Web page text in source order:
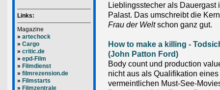
Links:
Magazine
» artechock
» Cargo
» critic.de
» epd-Film
» Filmdienst
» filmrezension.de
» Filmstarts
» Filmzentrale
Lieblingsstecher als Dauergast
Palast. Das umschreibt die
Frau der Weltschon ganz gut.
How to make a killing -
(John Patton Ford)
Body count und production
nicht aus als Qualifikation eines
vermeintlichen Must-See-